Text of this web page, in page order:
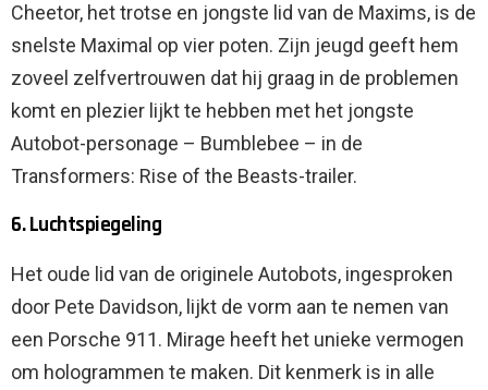
Cheetor, het trotse en jongste lid van de Maxims, is de
snelste Maximal op vier poten. Zijn jeugd geeft hem
zoveel zelfvertrouwen dat hij graag in de problemen
komt en plezier lijkt te hebben met het jongste
Autobot-personage – Bumblebee – in de
Transformers: Rise of the Beasts-trailer.
6. Luchtspiegeling
Het oude lid van de originele Autobots, ingesproken
door Pete Davidson, lijkt de vorm aan te nemen van
een Porsche 911. Mirage heeft het unieke vermogen
om hologrammen te maken. Dit kenmerk is in alle